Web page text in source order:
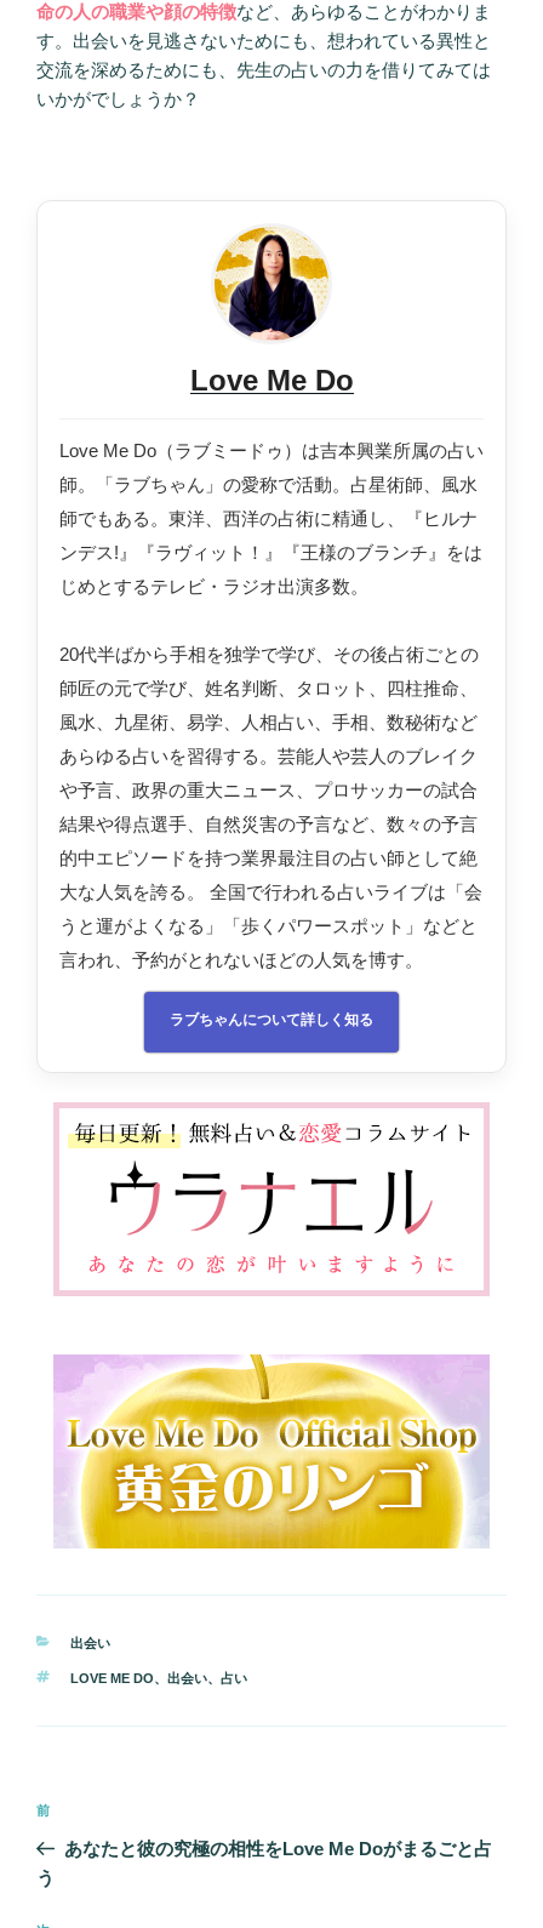
命の人の職業や顔の特徴など、あらゆることがわかりま
す。出会いを見逃さないためにも、想われている異性と
交流を深めるためにも、先生の占いの力を借りてみては
いかがでしょうか？
Love Me Do
Love Me Do（ラブミードゥ）は吉本興業所属の占い
師。「ラブちゃん」の愛称で活動。占星術師、風水
師でもある。東洋、西洋の占術に精通し、『ヒルナ
ンデス!』『ラヴィット！』『王様のブランチ』をは
じめとするテレビ・ラジオ出演多数。
20代半ばから手相を独学で学び、その後占術ごとの
師匠の元で学び、姓名判断、タロット、四柱推命、
風水、九星術、易学、人相占い、手相、数秘術など
あらゆる占いを習得する。芸能人や芸人のブレイク
や予言、政界の重大ニュース、プロサッカーの試合
結果や得点選手、自然災害の予言など、数々の予言
的中エピソードを持つ業界最注目の占い師として絶
大な人気を誇る。 全国で行われる占いライブは「会
うと運がよくなる」「歩くパワースポット」などと
言われ、予約がとれないほどの人気を博す。
ラブちゃんについて詳しく知る
カ
ゴ
ー
出会い
タ
LOVE ME DO、 出会い、 占い
投
ナ
前
の
投
前
あなたと彼の究極の相性をLove Me Doがまるごと占
う